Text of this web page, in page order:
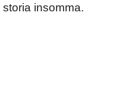
insomma.